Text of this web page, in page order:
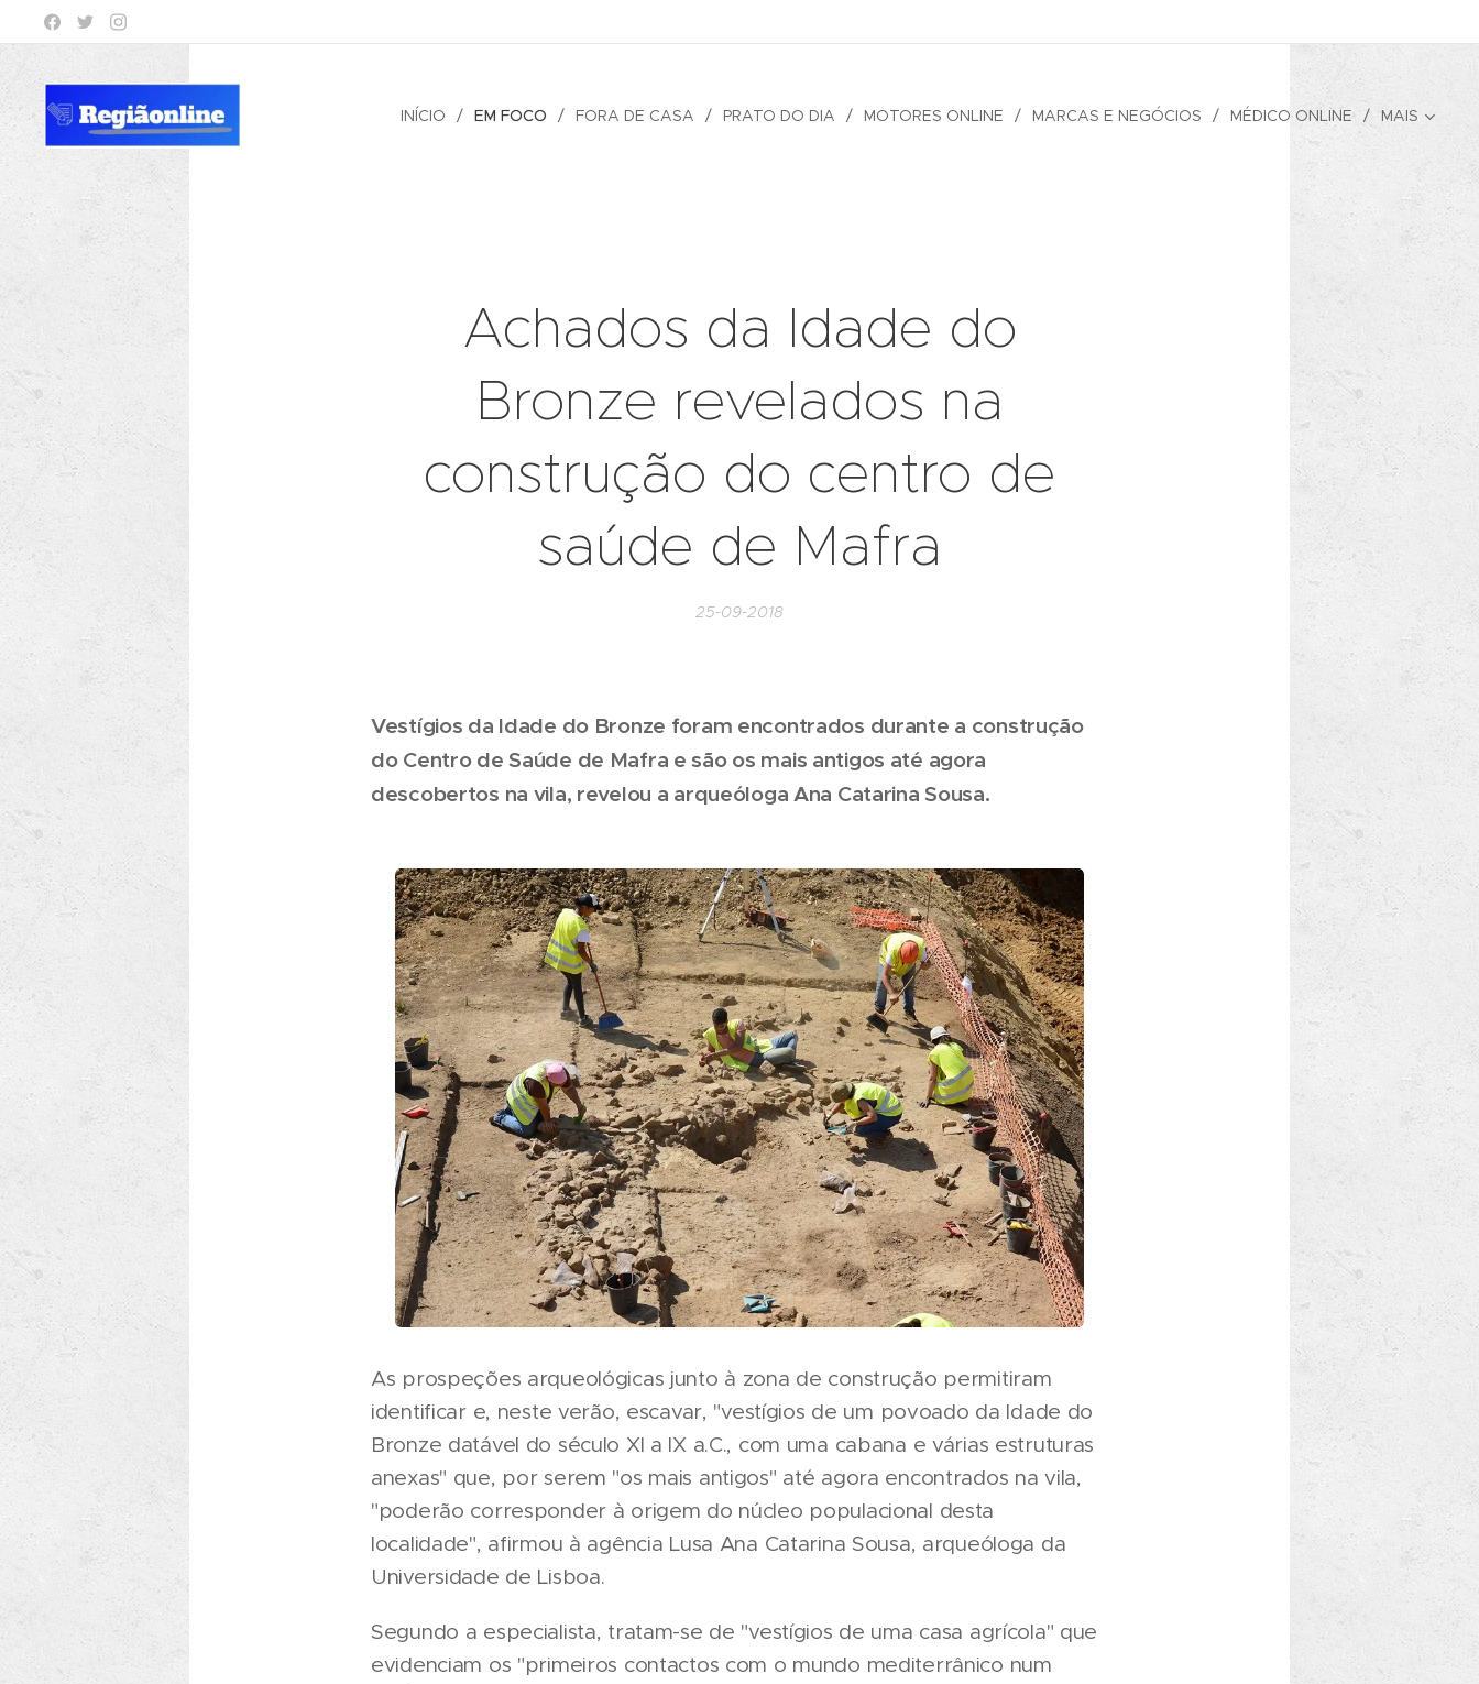
INÍCIO EM FOCO FORA DE CASA PRATO DO DIA MOTORES ONLINE MARCAS E NEGÓCIOS MÉDICO ONLINE MAIS
Achados da Idade do
Bronze revelados na
construção do centro de
saúde de Mafra
25-09-2018
Vestígios da Idade do Bronze foram encontrados durante a construção
do Centro de Saúde de Mafra e são os mais antigos até agora
descobertos na vila, revelou a arqueóloga Ana Catarina Sousa.
As prospeções arqueológicas junto à zona de construção permitiram
identificar e, neste verão, escavar, "vestígios de um povoado da Idade do
Bronze datável do século XI a IX a.C., com uma cabana e várias estruturas
anexas" que, por serem "os mais antigos" até agora encontrados na vila,
"poderão corresponder à origem do núcleo populacional desta
localidade", afirmou à agência Lusa Ana Catarina Sousa, arqueóloga da
Universidade de Lisboa.
Segundo a especialista, tratam-se de "vestígios de uma casa agrícola" que
evidenciam os "primeiros contactos com o mundo mediterrânico num